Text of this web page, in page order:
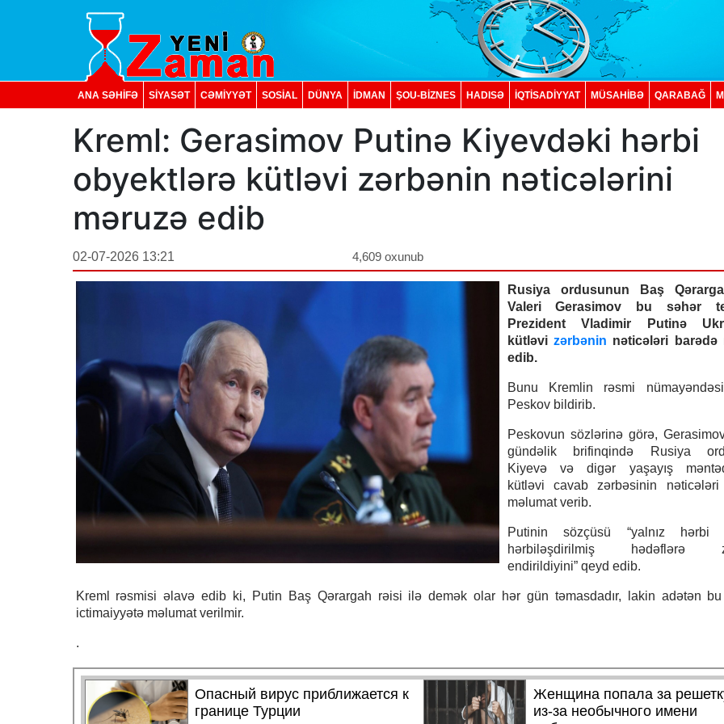
ANA SƏHİFƏ SİYASƏT CƏMİYYƏT SOSIAL DÜNYA İDMAN ŞOU-BİZNES HADISƏ İQTISADIYYAT MÜSAHİBƏ QARABAĞ
Kreml: Gerasimov Putinə Kiyevdəki hərbi
obyektlərə kütləvi zərbənin nəticələrini
məruzə edib
02-07-2026 13:21 4,609 oxunub
Rusiya ordusunun Baş
Valeri Gerasimov bu səhər
Prezident Vladimir Putinə
kütləvi zərbənin nəticələri barədə
edib.
Bunu Kremlin rəsmi
Peskov bildirib.
Peskovun sözlərinə görə,
gündəlik brifinqində Rusiya
Kiyevə və digər yaşayış
kütləvi cavab zərbəsinin nəticələri
məlumat verib.
Putinin sözçüsü “yalnız
hərbiləşdirilmiş hədəflərə
endirildiyini” qeyd edib.
Kreml rəsmisi əlavə edib ki, Putin Baş Qərargah rəisi ilə demək olar hər gün təmasdadır, lakin adətən
ictimaiyyətə məlumat verilmir.
.